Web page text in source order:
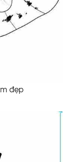
đẹp